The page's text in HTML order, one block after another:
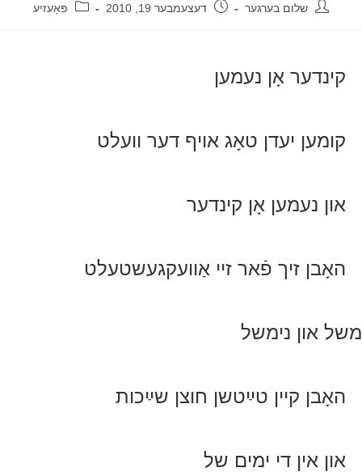
שלום בערגער דעצעמבער 19, 2010 פּאָעזיע
קינדער אָן נעמען
קומען יעדן טאָג אויף דער וועלט
און נעמען אָן קינדער
האָבן זיך פֿאר זיי אַוועקגעשטעלט
משל און נימשל
האָבן קיין טײַטשן חוצן שײַכות
און אין די ימים של